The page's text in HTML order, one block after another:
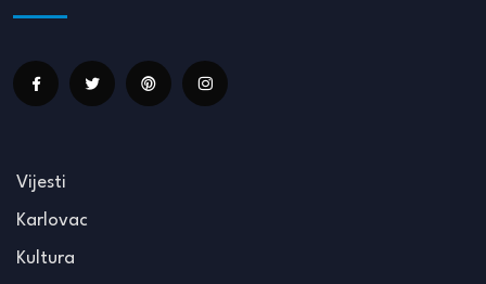
Vijesti
Karlovac
Kultura